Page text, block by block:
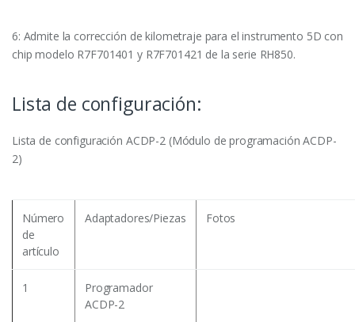
6: Admite la corrección de kilometraje para el instrumento 5D con
chip modelo R7F701401 y R7F701421 de la serie RH850.
Lista de configuración:
Lista de configuración ACDP-2 (Módulo de programación ACDP-
2)
Número
de
artículo
Adaptadores/Piezas Fotos
1
Programador
ACDP-2